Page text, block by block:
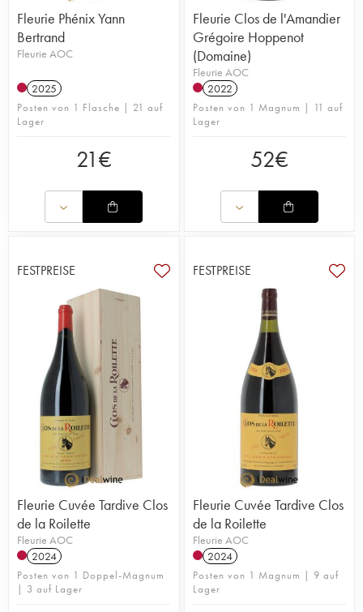
Fleurie Phénix Yann
Bertrand
Fleurie AOC
2025
Posten von 1 Flasche | 21 auf
Lager
21€
Fleurie Clos de l'Amandier
Grégoire Hoppenot
(Domaine)
Fleurie AOC
2022
Posten von 1 Magnum | 11 auf
Lager
52€
FESTPREISE
Fleurie Cuvée Tardive Clos
de la Roilette
Fleurie AOC
2024
Posten von 1 Doppel-Magnum
| 3 auf Lager
FESTPREISE
Fleurie Cuvée Tardive Clos
de la Roilette
Fleurie AOC
2024
Posten von 1 Magnum | 9 auf
Lager